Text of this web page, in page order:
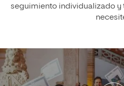
seguimiento individualizado y